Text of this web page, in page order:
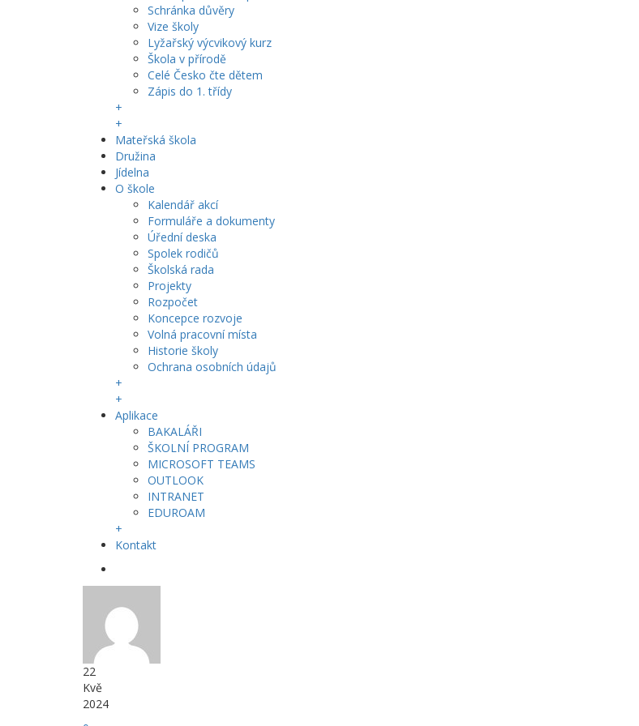
Schránka důvěry
Vize školy
Lyžařský výcvikový kurz
Škola v přírodě
Celé Česko čte dětem
Zápis do 1. třídy
+
+
Mateřská škola
Družina
Jídelna
O škole
Kalendář akcí
Formuláře a dokumenty
Úřední deska
Spolek rodičů
Školská rada
Projekty
Rozpočet
Koncepce rozvoje
Volná pracovní místa
Historie školy
Ochrana osobních údajů
+
+
Aplikace
BAKALÁŘI
ŠKOLNÍ PROGRAM
MICROSOFT TEAMS
OUTLOOK
INTRANET
EDUROAM
+
Kontakt
22
Kvě
2024